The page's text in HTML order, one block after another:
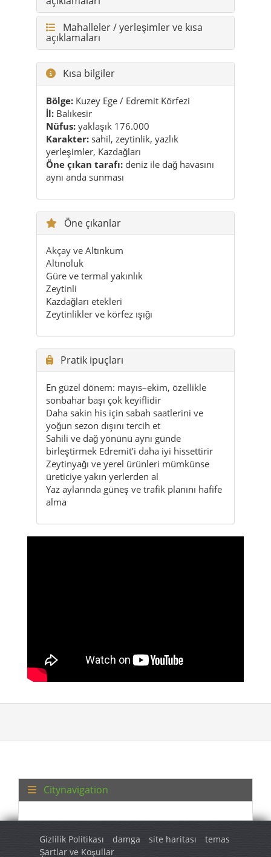
Kısa bilgiler
Bölge:Kuzey Ege / Edremit Körfezi
İl:Balıkesir
Nüfus:yaklaşık 176.000
Karakter:sahil, zeytinlik, yazlık
yerleşimler, Kazdağları
Öne çıkan tarafı:deniz ile dağ havasını
aynı anda sunması
Öne çıkanlar
Akçay ve Altınkum
Altınoluk
Güre ve termal yakınlık
Zeytinli
Kazdağları etekleri
Zeytinlikler ve körfez ışığı
Pratik ipuçları
En güzel dönem: mayıs–ekim, özellikle
sonbahar başı çok keyiflidir
Daha sakin his için sabah saatlerini ve
yoğun sezon dışını tercih et
Sahili ve dağ yönünü aynı günde
birleştirmek Edremit’i daha iyi hissettirir
Zeytinyağı ve yerel ürünleri mümkünse
üreticiye yakın yerlerden al
Yaz aylarında güneş ve trafik planını hafife
alma
Gizlilik Politikası damga site haritası
temas
Şartlar ve Koşullar
© 2026 Turkey Regional. Tüm hakları saklıdır.